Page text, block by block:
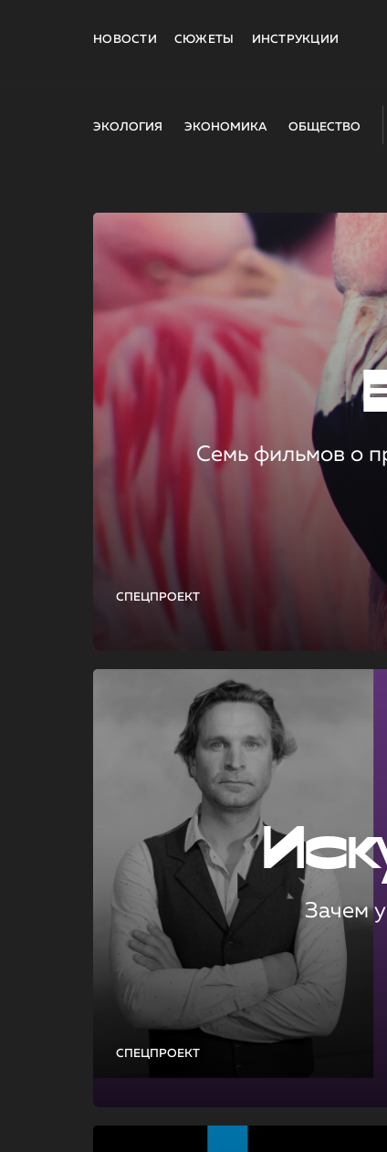
НОВОСТИ СЮЖЕТЫ ИНСТРУКЦИИ
ЭКОЛОГИЯ ЭКОНОМИКА ОБЩЕСТВО
СПЕЦПРОЕКТ
Семь фильмов о
СПЕЦПРОЕКТ
Зачем